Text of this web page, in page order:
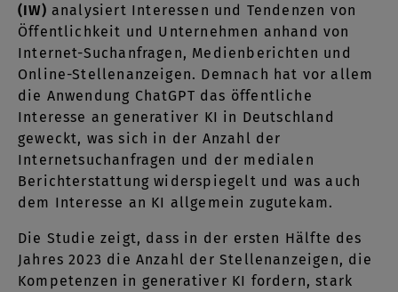
(IW) analysiert Interessen und Tendenzen von
Öffentlichkeit und Unternehmen anhand von
Internet-Suchanfragen, Medienberichten und
Online-Stellenanzeigen. Demnach hat vor allem
die Anwendung ChatGPT das öffentliche
Interesse an generativer KI in Deutschland
geweckt, was sich in der Anzahl der
Internetsuchanfragen und der medialen
Berichterstattung widerspiegelt und was auch
dem Interesse an KI allgemein zugutekam.
Die Studie zeigt, dass in der ersten Hälfte des
Jahres 2023 die Anzahl der Stellenanzeigen, die
Kompetenzen in generativer KI fordern, stark